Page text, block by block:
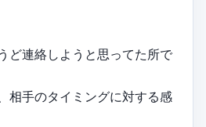
ど連絡しようと思ってた所で
相手のタイミングに対する感